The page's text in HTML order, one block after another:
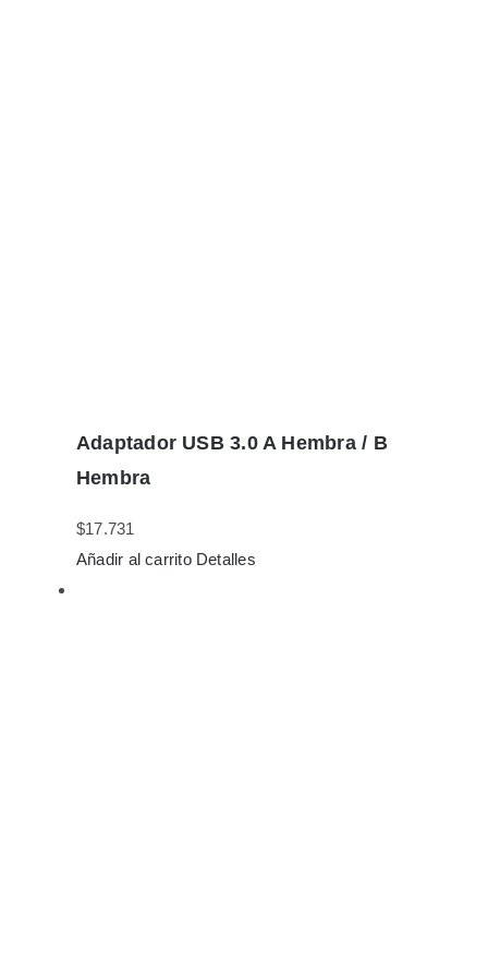
Adaptador USB 3.0 A Hembra / B
Hembra
$17.731
Añadir al carrito Detalles